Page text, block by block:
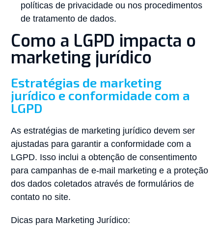
políticas de privacidade ou nos procedimentos
de tratamento de dados.
Como a LGPD impacta o
marketing jurídico
Estratégias de marketing
jurídico e conformidade com a
LGPD
As estratégias de marketing jurídico devem ser
ajustadas para garantir a conformidade com a
LGPD. Isso inclui a obtenção de consentimento
para campanhas de e-mail marketing e a proteção
dos dados coletados através de formulários de
contato no site.
Dicas para Marketing Jurídico: